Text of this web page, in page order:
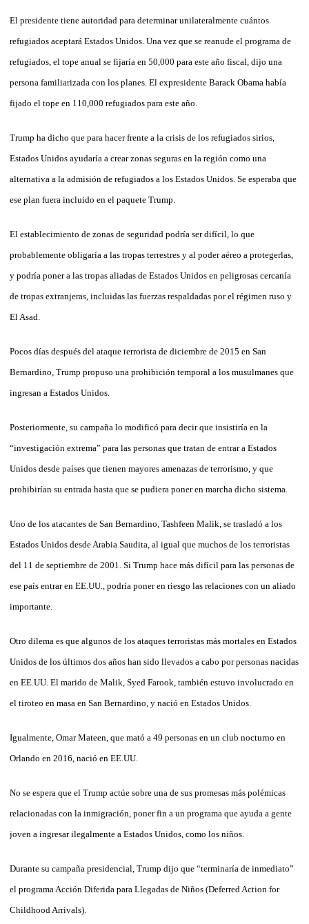
El presidente tiene autoridad para determinar unilateralmente cuántos
refugiados aceptará Estados Unidos. Una vez que se reanude el programa de
refugiados, el tope anual se fijaría en 50,000 para este año fiscal, dijo una
persona familiarizada con los planes. El expresidente Barack Obama había
fijado el tope en 110,000 refugiados para este año.
Trump ha dicho que para hacer frente a la crisis de los refugiados sirios,
Estados Unidos ayudaría a crear zonas seguras en la región como una
alternativa a la admisión de refugiados a los Estados Unidos. Se esperaba que
ese plan fuera incluido en el paquete Trump.
El establecimiento de zonas de seguridad podría ser difícil, lo que
probablemente obligaría a las tropas terrestres y al poder aéreo a protegerlas,
y podría poner a las tropas aliadas de Estados Unidos en peligrosas cercanía
de tropas extranjeras, incluidas las fuerzas respaldadas por el régimen ruso y
El Asad.
Pocos días después del ataque terrorista de diciembre de 2015 en San
Bernardino, Trump propuso una prohibición temporal a los musulmanes que
ingresan a Estados Unidos.
Posteriormente, su campaña lo modificó para decir que insistiría en la
“investigación extrema” para las personas que tratan de entrar a Estados
Unidos desde países que tienen mayores amenazas de terrorismo, y que
prohibirían su entrada hasta que se pudiera poner en marcha dicho sistema.
Uno de los atacantes de San Bernardino, Tashfeen Malik, se trasladó a los
Estados Unidos desde Arabia Saudita, al igual que muchos de los terroristas
del 11 de septiembre de 2001. Si Trump hace más difícil para las personas de
ese país entrar en EE.UU., podría poner en riesgo las relaciones con un aliado
importante.
Otro dilema es que algunos de los ataques terroristas más mortales en Estados
Unidos de los últimos dos años han sido llevados a cabo por personas nacidas
en EE.UU. El marido de Malik, Syed Farook, también estuvo involucrado en
el tiroteo en masa en San Bernardino, y nació en Estados Unidos.
Igualmente, Omar Mateen, que mató a 49 personas en un club nocturno en
Orlando en 2016, nació en EE.UU.
No se espera que el Trump actúe sobre una de sus promesas más polémicas
relacionadas con la inmigración, poner fin a un programa que ayuda a gente
joven a ingresar ilegalmente a Estados Unidos, como los niños.
Durante su campaña presidencial, Trump dijo que “terminaría de inmediato”
el programa Acción Diferida para Llegadas de Niños (Deferred Action for
Childhood Arrivals).